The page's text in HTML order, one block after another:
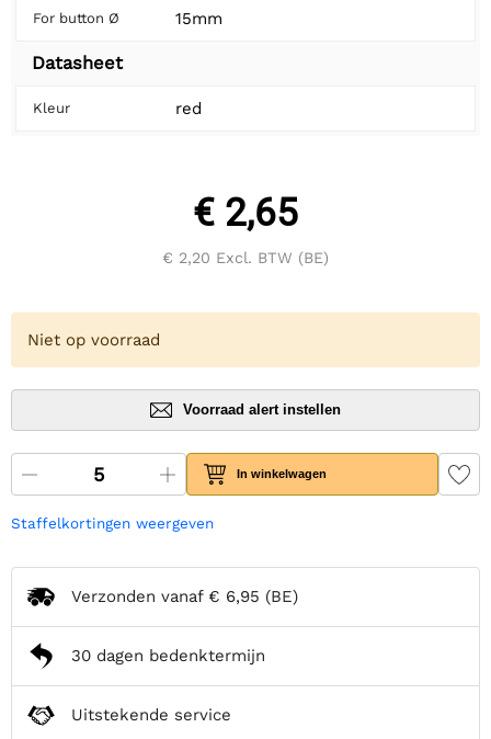
For button Ø 15mm
Datasheet
Kleur red
€ 2,65
€ 2,20 Excl. BTW (BE)
Niet op voorraad
Voorraad alert instellen
In winkelwagen
Staffelkortingen weergeven
Verzonden vanaf € 6,95 (BE)
30 dagen bedenktermijn
Uitstekende service